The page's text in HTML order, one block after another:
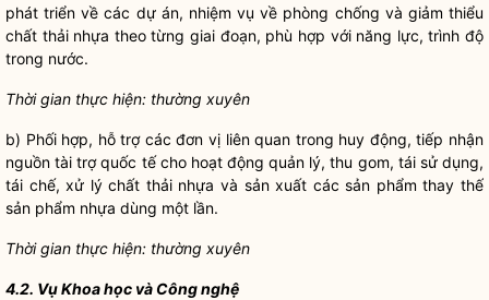
phát triển về các dự án, nhiệm vụ về phòng chống và giảm thiểu
chất thải nhựa theo từng giai đoạn, phù hợp với năng lực, trình độ
trong nước.
Thời gian thực hiện: thường xuyên
b) Phối hợp, hỗ trợ các đơn vị liên quan trong huy động, tiếp nhận
nguồn tài trợ quốc tế cho hoạt động quản lý, thu gom, tái sử dụng,
tái chế, xử lý chất thải nhựa và sản xuất các sản phẩm thay thế
sản phẩm nhựa dùng một lần.
Thời gian thực hiện: thường xuyên
4.2. Vụ Khoa học và Công nghệ